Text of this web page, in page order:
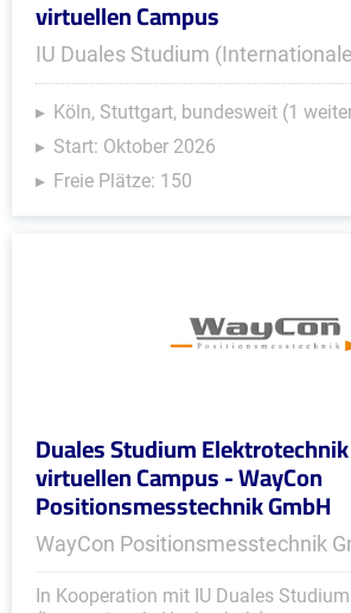
virtuellen Campus
IU Duales Studium
Köln, Stuttgart, bundesweit (1
Start: Oktober 2026
Freie Plätze: 150
Duales Studium
virtuellen Campus - WayCon
Positionsmesstechnik GmbH
WayCon Positionsmesstechnik
In Kooperation mit IU Duales Studium